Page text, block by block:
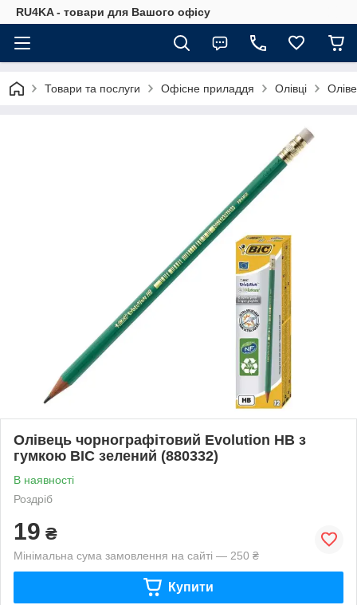
RU4KA - товари для Вашого офісу
Товари та послуги Офісне приладдя Олівці
Олівець чорнографітовий Evolution НВ з
гумкою BIC зелений (880332)
В наявності
Роздріб
19 ₴
Мінімальна сума замовлення на сайті — 250 ₴
Купити